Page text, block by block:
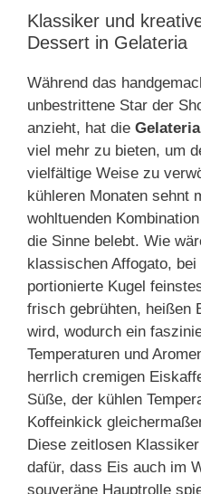
Klassiker und
Dessert in Gelateria
Während das
unbestrittene Star der
anzieht, hat die
viel mehr zu bieten, um
vielfältige Weise zu
kühleren Monaten sehnt
wohltuenden
die Sinne belebt. Wie
klassischen Affogato,
portionierte Kugel
frisch gebrühten, heißen
wird, wodurch ein
Temperaturen und
herrlich cremigen
Süße, der kühlen
Koffeinkick
Diese zeitlosen
dafür, dass Eis auch im
souveräne Hauptrolle